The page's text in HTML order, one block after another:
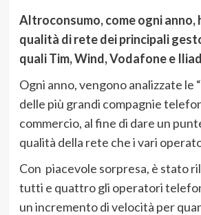
Altroconsumo, come ogni anno,
qualità di rete dei principali
quali Tim, Wind, Vodafone e
Ogni anno, vengono analizzate le
delle più grandi compagnie
commercio, al fine di dare un
qualità della rete che i vari
Con piacevole sorpresa, è stato
tutti e quattro gli operatori
un incremento di velocità per